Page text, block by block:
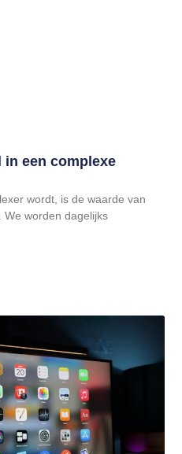
in een complexe
wordt, is de waarde van
worden dagelijks